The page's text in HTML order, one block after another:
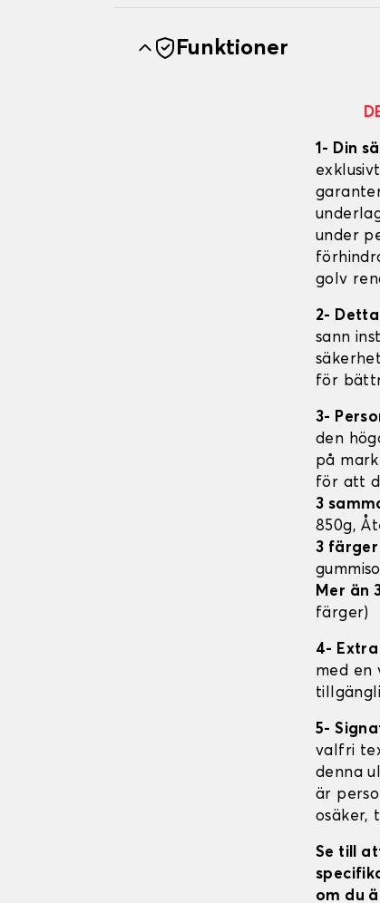
Funktioner
1- Din
under
golv
2-
sann
för
3-
den
på
för att
3
850g,
3
Mer än
färger)
4-
med en
5-
valfri
denna
är
osäker,
Se till
om du